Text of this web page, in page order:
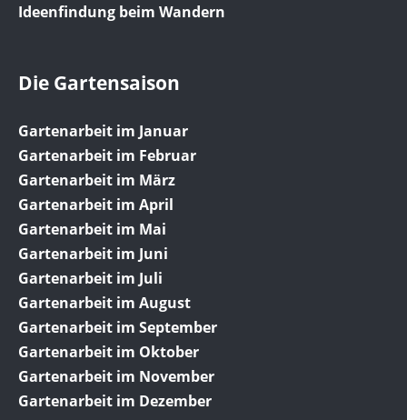
Ideenfindung beim Wandern
Die Gartensaison
Gartenarbeit im Januar
Gartenarbeit im Februar
Gartenarbeit im März
Gartenarbeit im April
Gartenarbeit im Mai
Gartenarbeit im Juni
Gartenarbeit im Juli
Gartenarbeit im August
Gartenarbeit im September
Gartenarbeit im Oktober
Gartenarbeit im November
Gartenarbeit im Dezember